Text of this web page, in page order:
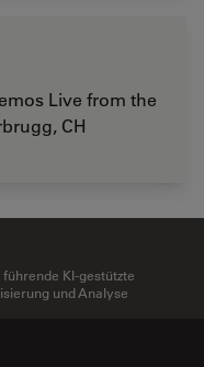
Live from the
CH
KI-gestützte
und Analyse